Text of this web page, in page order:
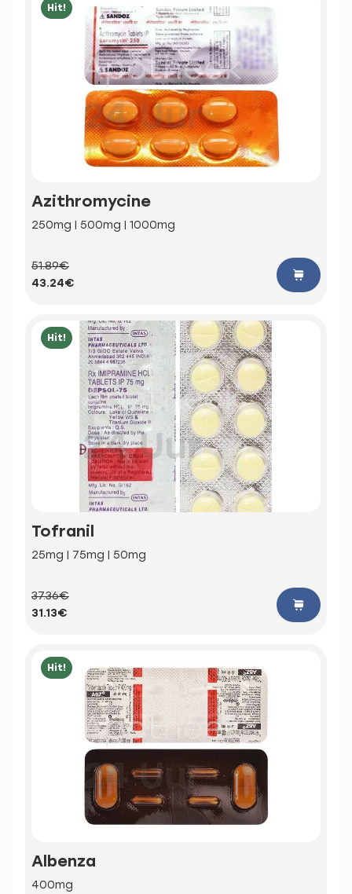
Hit!
Azithromycine
250mg | 500mg | 1000mg
51.89€
43.24€
Hit!
Tofranil
25mg | 75mg | 50mg
37.36€
31.13€
Hit!
Albenza
400mg